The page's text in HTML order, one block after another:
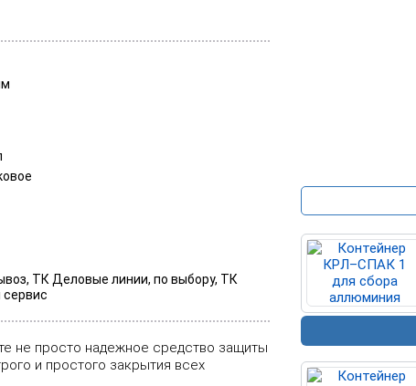
ТК Деловые линии, по выбору, ТК
сервис
не просто надежное средство защиты
и простого закрытия всех